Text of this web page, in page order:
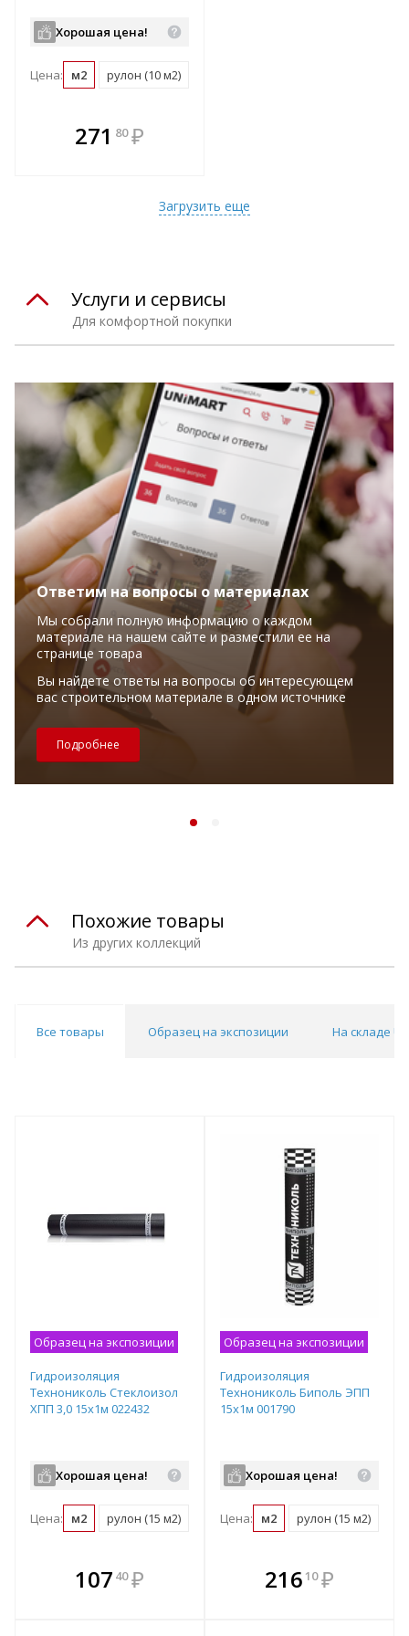
Хорошая цена!
Цена: м2 рулон (10 м2)
271 80 ₽
Загрузить еще
Для комфортной покупки
Услуги и сервисы
Ответим на вопросы о материалах
Мы собрали полную информацию о каждом
материале на нашем сайте и разместили ее на
странице товара
Вы найдете ответы на вопросы об интересующем
вас строительном материале в одном источнике
Подробнее
Из других коллекций
Похожие товары
Все товары Образец на экспозиции На складе
Образец на экспозиции
Гидроизоляция
Технониколь Стеклоизол
ХПП 3,0 15х1м 022432
Хорошая цена!
Цена: м2 рулон (15 м2) поддон (375 м2)
107 40 ₽
В комплекте
всегда выгоднее!
Образец на экспозиции
Гидроизоляция
Технониколь Биполь ЭПП
15х1м 001790
Хорошая цена!
Цена: м2 рулон (15 м2)
В комплекте
всегда выгоднее!
216 10 ₽